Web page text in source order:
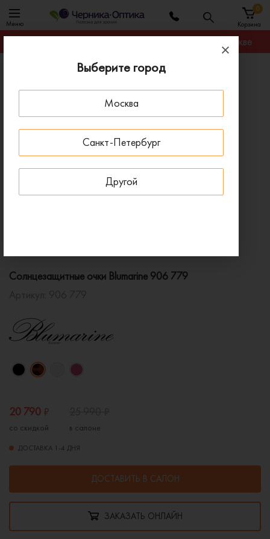
Выберите город
Москва
Санкт-Петербург
Другой
Меню Корзина
0
Гарантируем лучшую цену на любую оправу в Москве
Солнцезащитные очки
Солнцезащитные очки Blumarine 906 779
Солнцезащитные очки Blumarine 906 779
20 790 ₽
со скидкой в салоне
ДОСТАВКА 1-4 ДНЯ
ДОСТАВИТЬ В САЛОН
ЗАКАЗАТЬ ОНЛАЙН
ДОСТАВКА 1-4 ДНЯ